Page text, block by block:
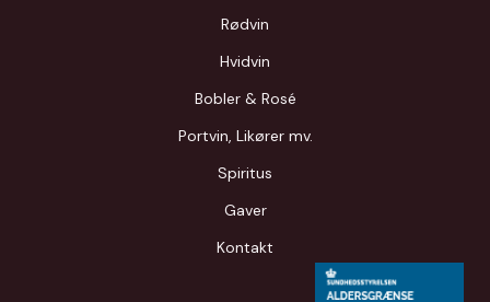
Rødvin
Hvidvin
Bobler & Rosé
Portvin, Likører mv.
Spiritus
Gaver
Kontakt